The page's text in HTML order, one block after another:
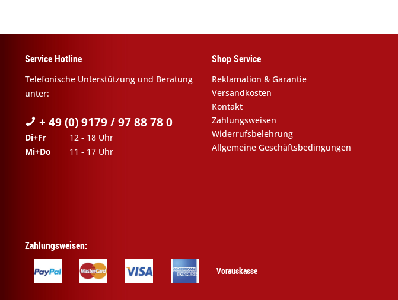
Service Hotline
Telefonische Unterstützung und Beratung
unter:
+ 49 (0) 9179 / 97 88 78 0
Di+Fr
12 - 18 Uhr
Mi+Do
11 - 17 Uhr
Shop Service
Reklamation & Garantie
Versandkosten
Kontakt
Zahlungsweisen
Widerrufsbelehrung
Allgemeine Geschäftsbedingungen
Zahlungsweisen:
Vorauskasse